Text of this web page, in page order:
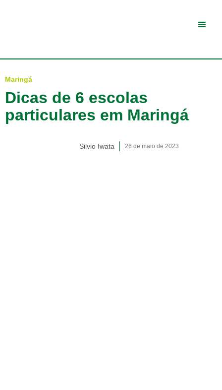
Maringá
Dicas de 6 escolas
particulares em Maringá
Silvio Iwata 26 de maio de 2023